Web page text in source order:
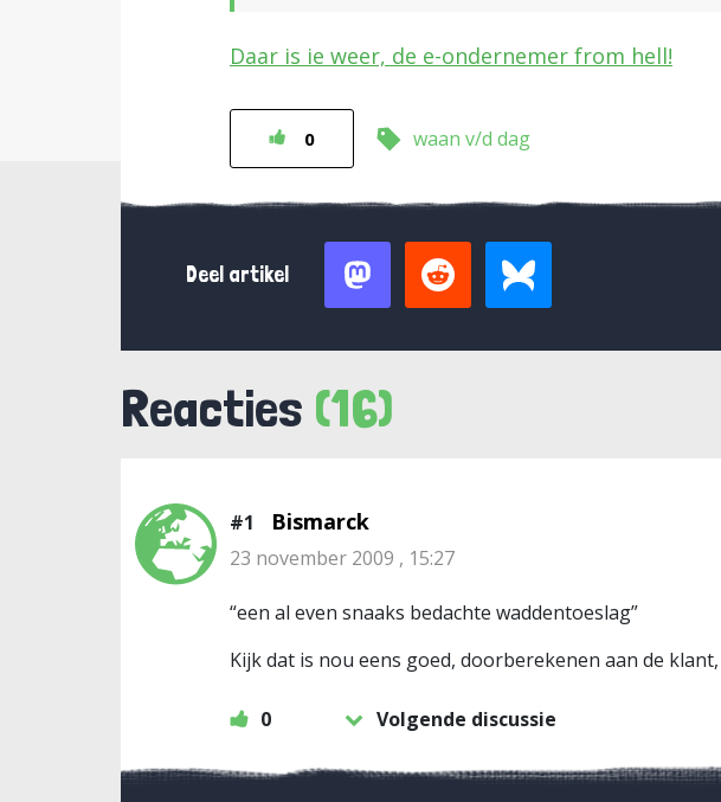
Daar is ie weer, de e-ondernemer from hell!
0 waan v/d dag
Deel artikel
Reacties (16)
#1 Bismarck
23 november 2009 , 15:27
“een al even snaaks bedachte waddentoeslag”
Kijk dat is nou eens goed, doorberekenen aan de
0 Volgende discussie